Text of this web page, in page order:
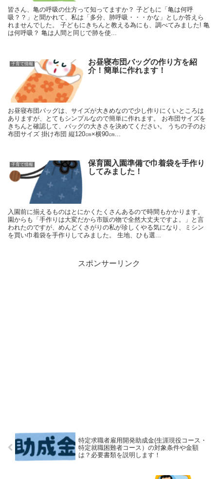
皆さん、亀の呼吸の仕方って知ってますか？ 子どもに「亀は何呼
吸？？」と聞かれて、私は「多分、肺呼吸・・・かな」としか答えら
れませんでした。 子どもにきちんと教える為にも、調べてみました! 亀
は何呼吸？ 亀は人間と同じで肺を使...
子育て情報
お昼寝布団バッグの作り方を紹
介！簡単に作れます！
お昼寝布団バッグは、サイズが大きめなので少し作りにくいところは
ありますが、とてもシンプルなので簡単に作れます。 お布団サイズを
きちんと確認して、バッグの大きさを決めてください。 うちの子のお
布団サイズ 掛け布団 縦120㎝×横90㎝...
子育て情報
保育園入園準備で巾着袋を手作り
してみました！
入園前に揃えるものはとにかくたくさんあるので時間もかかります。
園からも「手作りは大変だから市販の物で全然大丈夫ですよ。」と言
われたのですが、めんどくさがりの私が珍しくやる気になり、ミシン
を買い巾着袋を手作りしてみました。 生地、ひも選...
スポンサーリンク
特定求職者雇用開発助成金(生涯現役コース・
特定就職困難者コース）の対象条件や金額
は？必要書類を説明します！